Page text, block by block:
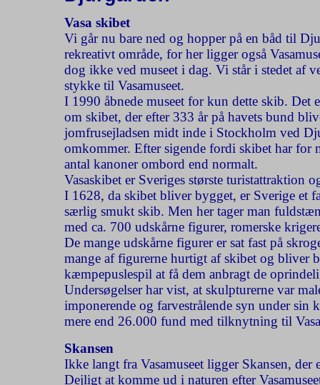
Vasa skibet
Vi går nu bare ned og hopper på en båd til
rekreativt område, for her ligger også
dog ikke ved museet i dag. Vi står i stedet af
stykke til Vasamuseet.
I 1990 åbnede museet for kun dette skib. Det
om skibet, der efter 333 år på havets bund
jomfrusejladsen midt inde i Stockholm ved
omkommer. Efter sigende fordi skibet har for
antal kanoner ombord end normalt.
Vasaskibet er Sveriges største turistattraktion
I 1628, da skibet bliver bygget, er Sverige et
særlig smukt skib. Men her tager man
med ca. 700 udskårne figurer, romerske
De mange udskårne figurer er sat fast på
mange af figurerne hurtigt af skibet og bliver
kæmpepuslespil at få dem anbragt de
Undersøgelser har vist, at skulpturerne var
imponerende og farvestrålende syn under
mere end 26.000 fund med tilknytning til
Skansen
Ikke langt fra Vasamuseet ligger Skansen,
Dejligt at komme ud i naturen efter